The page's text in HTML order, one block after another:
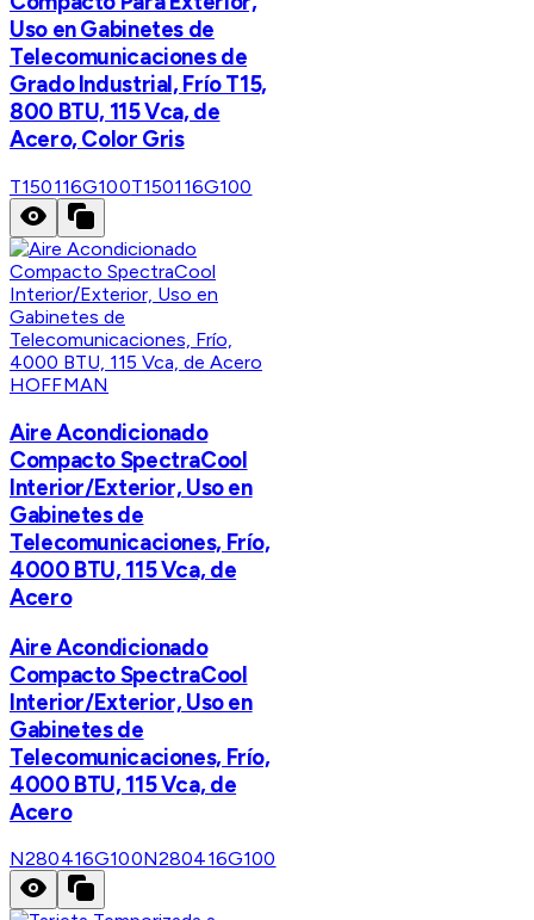
Uso en Gabinetes de
Telecomunicaciones de
Grado Industrial, Frío T15,
800 BTU, 115 Vca, de
Acero, Color Gris
T150116G100T150116G100
HOFFMAN
Aire Acondicionado
Compacto SpectraCool
Interior/Exterior, Uso en
Gabinetes de
Telecomunicaciones, Frío,
4000 BTU, 115 Vca, de
Acero
Aire Acondicionado
Compacto SpectraCool
Interior/Exterior, Uso en
Gabinetes de
Telecomunicaciones, Frío,
4000 BTU, 115 Vca, de
Acero
N280416G100N280416G100